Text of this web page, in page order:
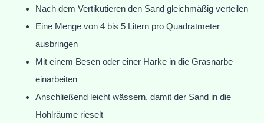
Nach dem Vertikutieren den Sand gleichmäßig verteilen
Eine Menge von 4 bis 5 Litern pro Quadratmeter
ausbringen
Mit einem Besen oder einer Harke in die Grasnarbe
einarbeiten
Anschließend leicht wässern, damit der Sand in die
Hohlräume rieselt